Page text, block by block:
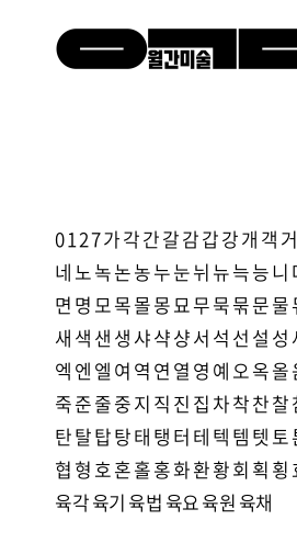
01 27가각간갈감갑강개 객 거
네 노녹논농누눈뉘 뉴늑능니
면 명 모목몰몽묘무묵묶문물
새 색 샌 생 샤샥샹서 석 선 설 성
엑 엔 엘 여 역 연 열 영 예 오옥올
죽준줄중지 직 진 집 차착찬찰
탄탈탑탕태 탱 터 테 텍 템 텟 토
협 형 호혼홀홍화환황회 획 횡
육각육기 육법 육요육원 육채